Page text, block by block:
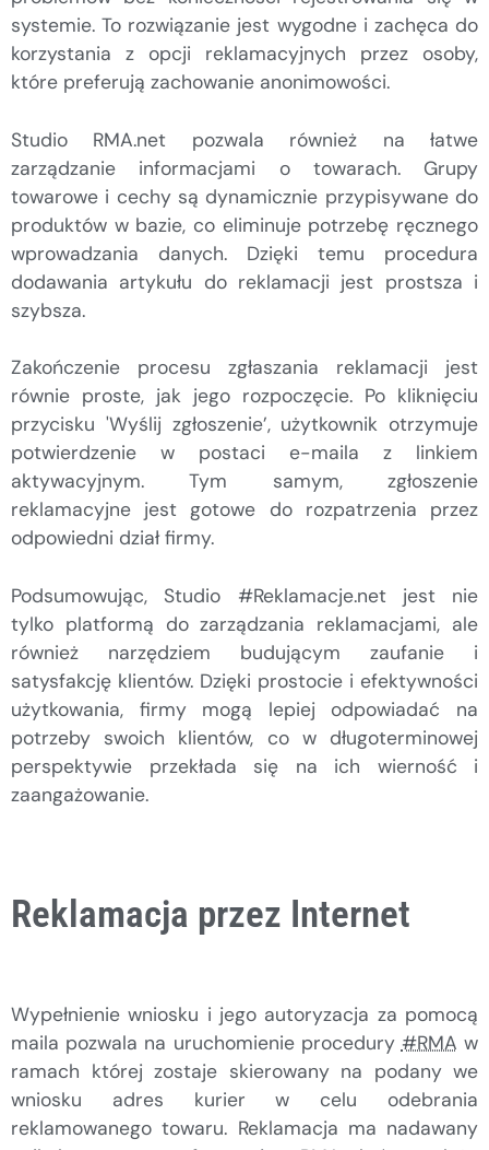
systemie. To rozwiązanie jest wygodne i zachęca do
korzystania z opcji reklamacyjnych przez osoby,
które preferują zachowanie anonimowości.
Studio RMA.net pozwala również na łatwe
zarządzanie informacjami o towarach. Grupy
towarowe i cechy są dynamicznie przypisywane do
produktów w bazie, co eliminuje potrzebę ręcznego
wprowadzania danych. Dzięki temu procedura
dodawania artykułu do reklamacji jest prostsza i
szybsza.
Zakończenie procesu zgłaszania reklamacji jest
równie proste, jak jego rozpoczęcie. Po kliknięciu
przycisku 'Wyślij zgłoszenie’, użytkownik otrzymuje
potwierdzenie w postaci e-maila z linkiem
aktywacyjnym. Tym samym, zgłoszenie
reklamacyjne jest gotowe do rozpatrzenia przez
odpowiedni dział firmy.
Podsumowując, Studio #Reklamacje.net jest nie
tylko platformą do zarządzania reklamacjami, ale
również narzędziem budującym zaufanie i
satysfakcję klientów. Dzięki prostocie i efektywności
użytkowania, firmy mogą lepiej odpowiadać na
potrzeby swoich klientów, co w długoterminowej
perspektywie przekłada się na ich wierność i
zaangażowanie.
Reklamacja przez Internet
Wypełnienie wniosku i jego autoryzacja za pomocą
maila pozwala na uruchomienie procedury #RMA w
ramach której zostaje skierowany na podany we
wniosku adres kurier w celu odebrania
reklamowanego towaru. Reklamacja ma nadawany